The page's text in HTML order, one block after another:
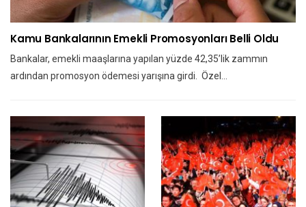
Kamu Bankalarının Emekli Promosyonları Belli Oldu
Bankalar, emekli maaşlarına yapılan yüzde 42,35’lik zammın
ardından promosyon ödemesi yarışına girdi. Özel…